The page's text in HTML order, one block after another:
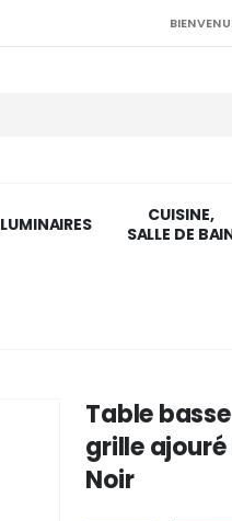
LUMINAIRES
CUISINE,
SALLE DE
Table
grille ajouré
Noir